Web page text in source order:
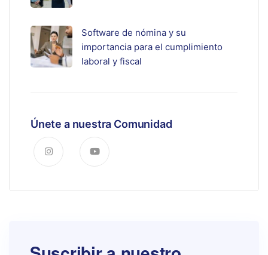
Software de nómina y su
importancia para el cumplimiento
laboral y fiscal
Únete a nuestra Comunidad